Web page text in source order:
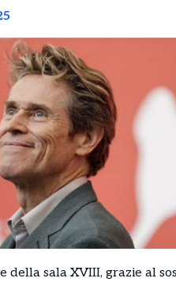
della sala XVIII, grazie al